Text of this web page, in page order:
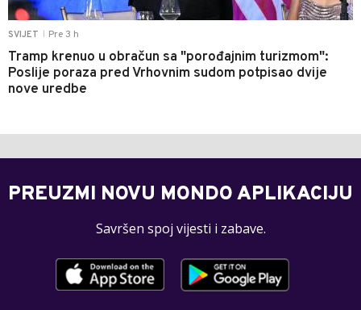
SVIJET Pre 3 h
Tramp krenuo u obračun sa "porođajnim turizmom":
Poslije poraza pred Vrhovnim sudom potpisao dvije
nove uredbe
PREUZMI NOVU MONDO APLIKACIJU
Savršen spoj vijesti i zabave.